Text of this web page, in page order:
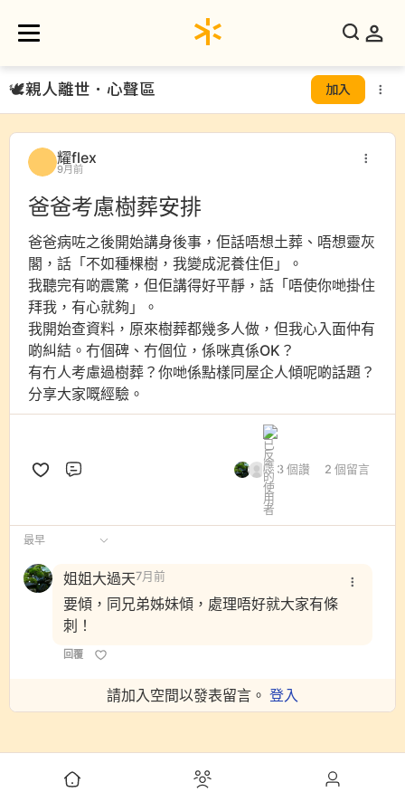
🕊️親人離世．心聲區 加入
耀flex
9月前
爸爸考慮樹葬安排
爸爸病咗之後開始講身後事，佢話唔想土葬、唔想靈灰
閣，話「不如種棵樹，我變成泥養住佢」。
我聽完有啲震驚，但佢講得好平靜，話「唔使你哋掛住
拜我，有心就夠」。
我開始查資料，原來樹葬都幾多人做，但我心入面仲有
啲糾結。冇個碑、冇個位，係咪真係OK？
有冇人考慮過樹葬？你哋係點樣同屋企人傾呢啲話題？
分享大家嘅經驗。
3 個讚 2 個留言
最早
姐姐大過天7月前
要傾，同兄弟姊妹傾，處理唔好就大家有條
刺！
回覆
請加入空間以發表留言。 登入